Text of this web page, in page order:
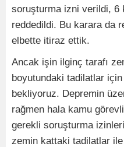
soruşturma izni verildi, 6
reddedildi. Bu karara da
elbette itiraz ettik.
Ancak işin ilginç tarafı
boyutundaki tadilatlar
bekliyoruz. Depremin
rağmen hala kamu
gerekli soruşturma
zemin kattaki tadilatlar